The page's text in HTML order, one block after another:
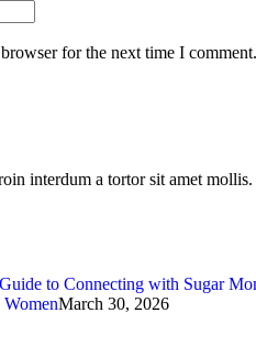
for the next time I comment.
interdum a tortor sit amet
to Connecting with Sugar
March 30, 2026